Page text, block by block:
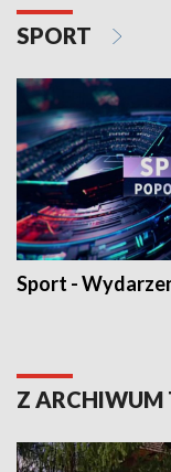
SPORT
Sport -
Z ARCHIWUM